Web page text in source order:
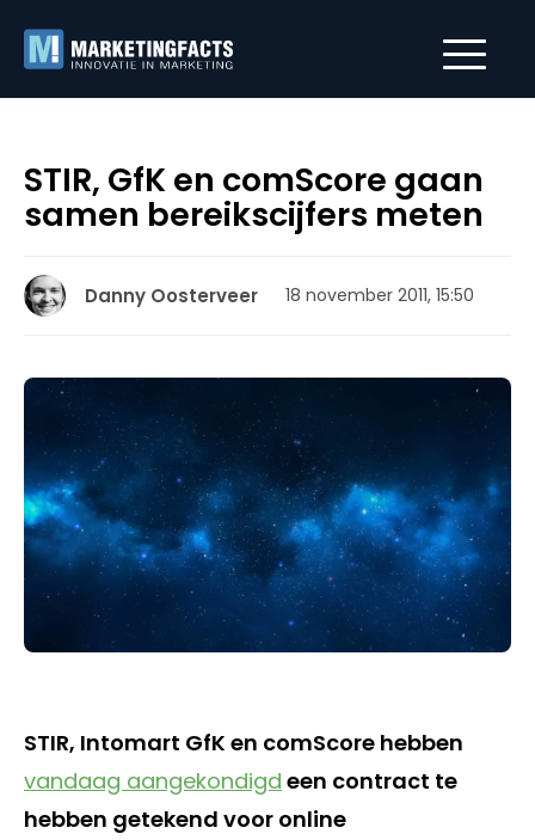
STIR, GfK en comScore gaan
samen bereikscijfers meten
Danny Oosterveer 18 november 2011, 15:50
STIR, Intomart GfK en comScore hebben
vandaag aangekondigd een contract te
hebben getekend voor online